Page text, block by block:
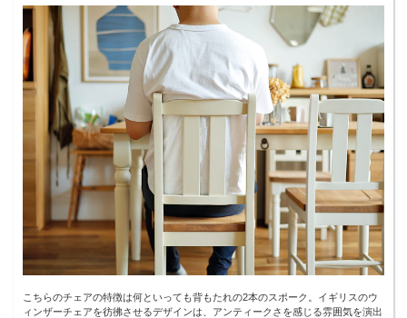
こちらのチェアの特徴は何といっても背もたれの2本のスポーク。イギリスのウ
ィンザーチェアを彷彿させるデザインは、アンティークさを感じる雰囲気を演出